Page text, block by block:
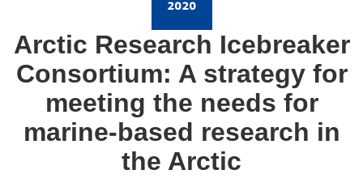
Arctic Research Icebreaker
Consortium: A strategy for
meeting the needs for
marine-based research in
the Arctic